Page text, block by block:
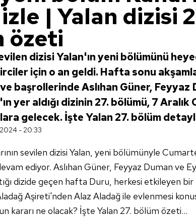
| Yalan dizisi
özeti
dizisi Yalan'ın yeni bölümünü
için o an geldi. Hafta sonu
başrollerinde Aslıhan Güner, Feyyaz
yer aldığı dizinin 27. bölümü, 7
gelecek. İşte Yalan 27. bölüm
- 20:33
sevilen dizisi Yalan, yeni bölümünyle
ediyor. Aslıhan Güner, Feyyaz Duman ve
dizide geçen hafta Duru, herkesi etkileyen bir
Aşireti'nden Alaz Aladağ ile evlenmesi
kararı ne olacak? İşte Yalan 27. bölüm özeti...